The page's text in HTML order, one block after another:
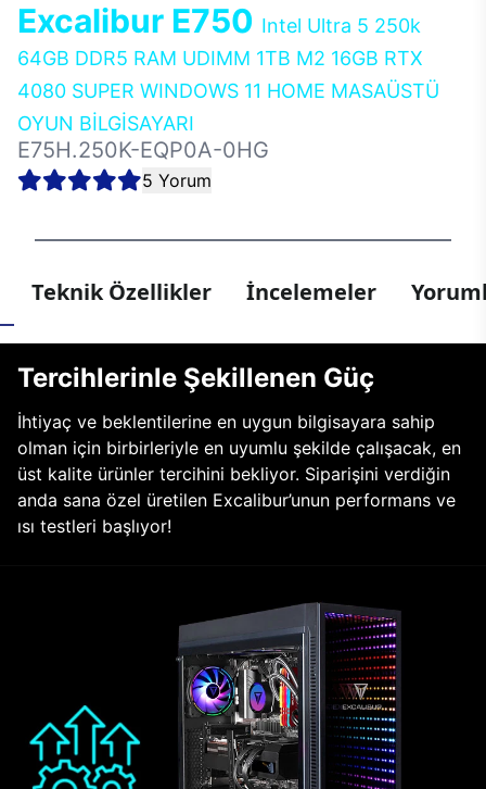
Excalibur E750 Intel Ultra 5 250k
64GB DDR5 RAM UDIMM 1TB M2 16GB RTX
4080 SUPER WINDOWS 11 HOME MASAÜSTÜ
OYUN BİLGİSAYARI
E75H.250K-EQP0A-0HG
5 Yorum
Teknik Özellikler İncelemeler
Tercihlerinle Şekillenen Güç
İhtiyaç ve beklentilerine en uygun bilgisayara sahip
olman için birbirleriyle en uyumlu şekilde çalışacak, en
üst kalite ürünler tercihini bekliyor. Siparişini verdiğin
anda sana özel üretilen Excalibur’unun performans ve
ısı testleri başlıyor!